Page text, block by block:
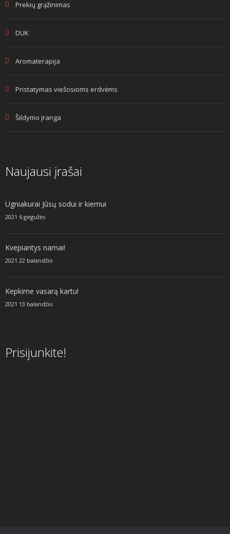
Prekių grąžinimas
DUK
Aromaterapija
Pristatymas viešosioms erdvėms
Šildymo įranga
Naujausi įrašai
Ugniakurai Jūsų sodui ir kiemui
2021 6 gegužės
Kvepiantys namai!
2021 22 balandžio
Kepkime vasarą kartu!
2021 13 balandžio
Prisijunkite!